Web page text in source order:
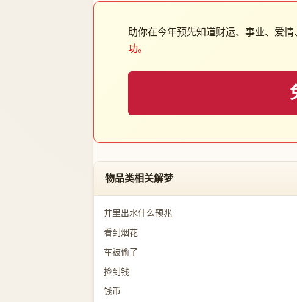
助你在今年预先知道财运、事业、爱情
功。
物品类相关解梦
井里出水什么预兆
看到烟花
车被偷了
捡到钱
钱币